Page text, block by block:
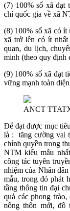
(7) 100% số xã đạt
chí quốc gia về xã
(8) 100% số xã có ít
xã trở lên có ít
quan, du lịch,
minh (theo quy
(9) 100% số xã đạt
vững mạnh toàn
ANCT
Để đạt được mục
là : tăng cường vai
chính quyền trong
NTM kiểu mẫu
công tác tuyên
nhiệm của Nhân
mẫu, trong đó phát
tầng thông tin đại
quả các phong
nông thôn mới, đô